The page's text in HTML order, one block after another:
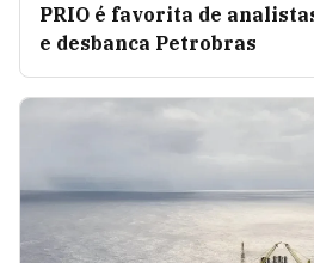
PRIO é favorita de
e desbanca Petrobras